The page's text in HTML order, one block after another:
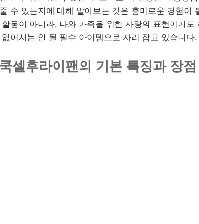
수 있는지에 대해 알아보는 것은 흥미로운 경험이
활동이 아니라, 나와 가족을 위한 사랑의 표현이기도
없어서는 안 될 필수 아이템으로 자리 잡고 있습니다.
쿡셀후라이팬의 기본 특징과 장점